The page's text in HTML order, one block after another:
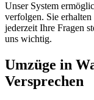
Unser System
verfolgen. Sie
jederzeit Ihre Fragen
uns wichtig.
Umzüge in
Versprechen